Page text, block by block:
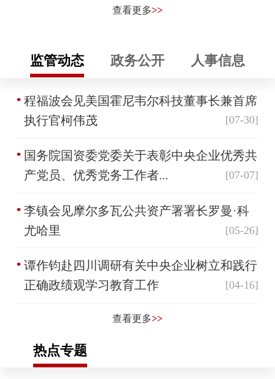
查看更多>>
监管动态 政务公开 人事信息
程福波会见美国霍尼韦尔科技董事长兼首席
执行官柯伟茂
[07-30]
国务院国资委党委关于表彰中央企业优秀共
产党员、优秀党务工作者...
[07-07]
李镇会见摩尔多瓦公共资产署署长罗曼·科
尤哈里
[05-26]
谭作钧赴四川调研有关中央企业树立和践行
正确政绩观学习教育工作
[04-16]
查看更多>>
热点专题